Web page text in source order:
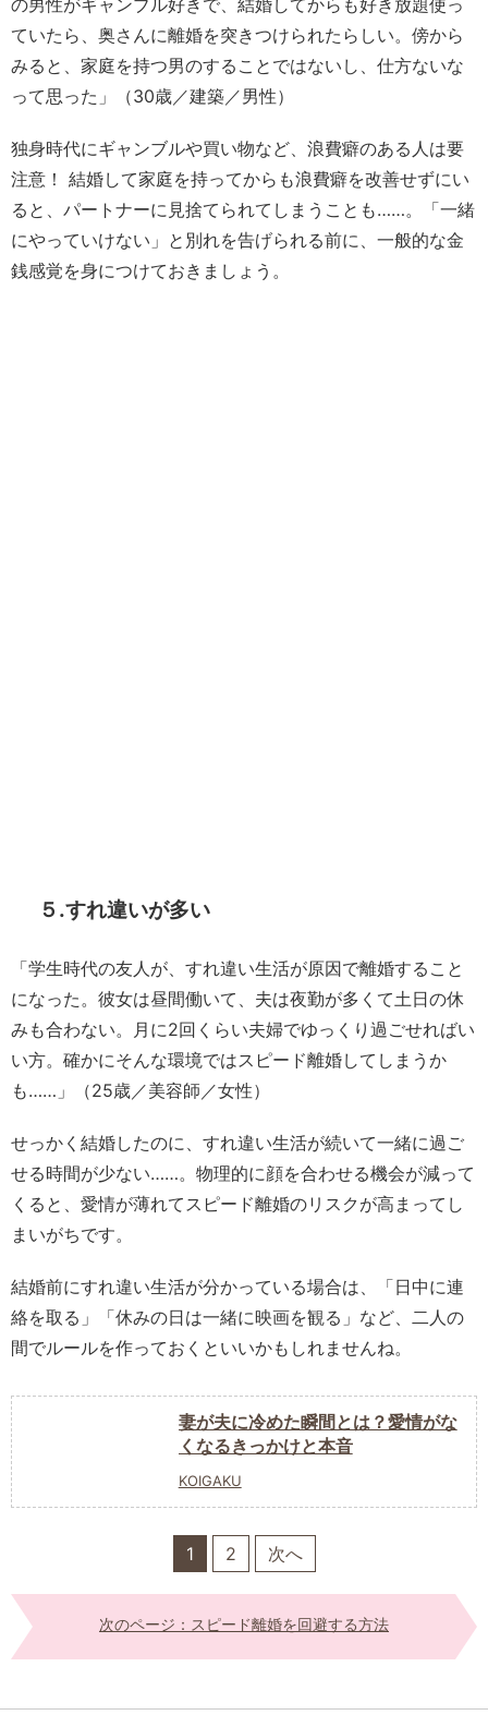
の男性がギャンブル好きで、結婚してからも好き放題使っ
ていたら、奥さんに離婚を突きつけられたらしい。傍から
みると、家庭を持つ男のすることではないし、仕方ないな
って思った」（30歳／建築／男性）
独身時代にギャンブルや買い物など、浪費癖のある人は要
注意！ 結婚して家庭を持ってからも浪費癖を改善せずにい
ると、パートナーに見捨てられてしまうことも……。「一緒
にやっていけない」と別れを告げられる前に、一般的な金
銭感覚を身につけておきましょう。
５.すれ違いが多い
「学生時代の友人が、すれ違い生活が原因で離婚すること
になった。彼女は昼間働いて、夫は夜勤が多くて土日の休
みも合わない。月に2回くらい夫婦でゆっくり過ごせればい
い方。確かにそんな環境ではスピード離婚してしまうか
も……」（25歳／美容師／女性）
せっかく結婚したのに、すれ違い生活が続いて一緒に過ご
せる時間が少ない……。物理的に顔を合わせる機会が減って
くると、愛情が薄れてスピード離婚のリスクが高まってし
まいがちです。
結婚前にすれ違い生活が分かっている場合は、「日中に連
絡を取る」「休みの日は一緒に映画を観る」など、二人の
間でルールを作っておくといいかもしれませんね。
妻が夫に冷めた瞬間とは？愛情がな
くなるきっかけと本音
KOIGAKU
1 2 次へ
次のページ：スピード離婚を回避する方法